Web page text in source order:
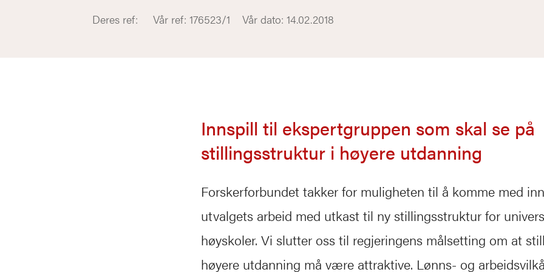
Deres ref: Vår ref: 176523/1 Vår dato: 14.02.2018
Innspill til ekspertgruppen som skal se på
stillingsstruktur i høyere utdanning
Forskerforbundet takker for muligheten til å komme med
utvalgets arbeid med utkast til ny stillingsstruktur for
høyskoler. Vi slutter oss til regjeringens målsetting om at
høyere utdanning må være attraktive. Lønns- og